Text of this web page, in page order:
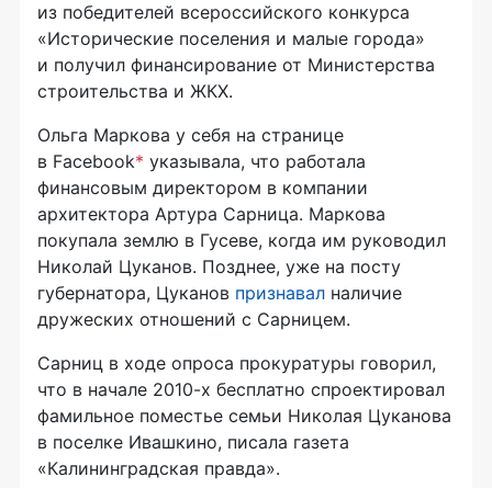
из победителей всероссийского конкурса
«Исторические поселения и малые города»
и получил финансирование от Министерства
строительства и ЖКХ.
Ольга Маркова у себя на странице
в Facebook* указывала, что работала
финансовым директором в компании
архитектора Артура Сарница. Маркова
покупала землю в Гусеве, когда им руководил
Николай Цуканов. Позднее, уже на посту
губернатора, Цуканов признавал наличие
дружеских отношений с Сарницем.
Сарниц в ходе опроса прокуратуры говорил,
что в начале 2010-х бесплатно спроектировал
фамильное поместье семьи Николая Цуканова
в поселке Ивашкино, писала газета
«Калининградская правда».